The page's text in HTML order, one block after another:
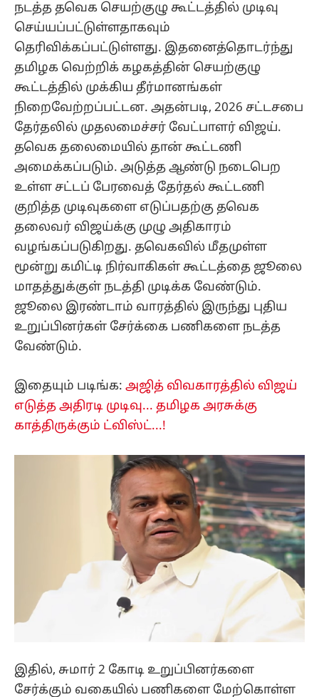
நடத்த தவெக செயற்குழு கூட்டத்தில் முடிவு
செய்யப்பட்டுள்ளதாகவும்
தெரிவிக்கப்பட்டுள்ளது. இதனைத்தொடர்ந்து
தமிழக வெற்றிக் கழகத்தின் செயற்குழு
கூட்டத்தில் முக்கிய தீர்மானங்கள்
நிறைவேற்றப்பட்டன. அதன்படி, 2026 சட்டசபை
தேர்தலில் முதலமைச்சர் வேட்பாளர் விஜய்.
தவெக தலைமையில் தான் கூட்டணி
அமைக்கப்படும். அடுத்த ஆண்டு நடைபெற
உள்ள சட்டப் பேரவைத் தேர்தல் கூட்டணி
குறித்த முடிவுகளை எடுப்பதற்கு தவெக
தலைவர் விஜய்க்கு முழு அதிகாரம்
வழங்கப்படுகிறது. தவெகவில் மீதமுள்ள
மூன்று கமிட்டி நிர்வாகிகள் கூட்டத்தை ஜூலை
மாதத்துக்குள் நடத்தி முடிக்க வேண்டும்.
ஜூலை இரண்டாம் வாரத்தில் இருந்து புதிய
உறுப்பினர்கள் சேர்க்கை பணிகளை நடத்த
வேண்டும்.
இதையும் படிங்க: அஜித் விவகாரத்தில் விஜய்
எடுத்த அதிரடி முடிவு... தமிழக அரசுக்கு
காத்திருக்கும் ட்விஸ்ட்...!
இதில், சுமார் 2 கோடி உறுப்பினர்களை
சேர்க்கும் வகையில் பணிகளை மேற்கொள்ள